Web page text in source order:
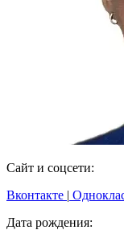
Сайт и соцсети:
Вконтакте |
Дата рождения: